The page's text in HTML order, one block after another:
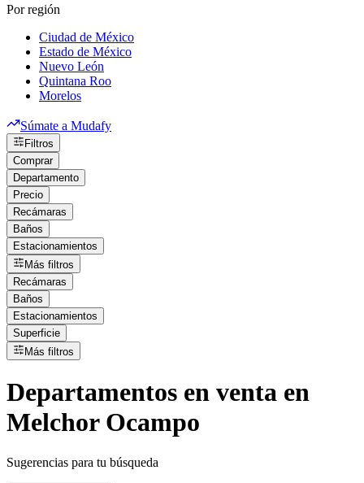
Por región
Ciudad de México
Estado de México
Nuevo León
Quintana Roo
Morelos
Súmate a Mudafy
Filtros
Comprar
Departamento
Precio
Recámaras
Baños
Estacionamientos
Más filtros
Recámaras
Baños
Estacionamientos
Superficie
Más filtros
Departamentos en venta en
Melchor Ocampo
Sugerencias para tu búsqueda